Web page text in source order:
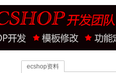
ecshop资料